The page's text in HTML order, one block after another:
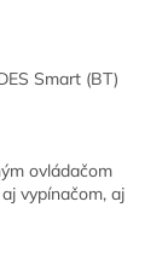
Smart (BT)
ovládačom
vypínačom, aj